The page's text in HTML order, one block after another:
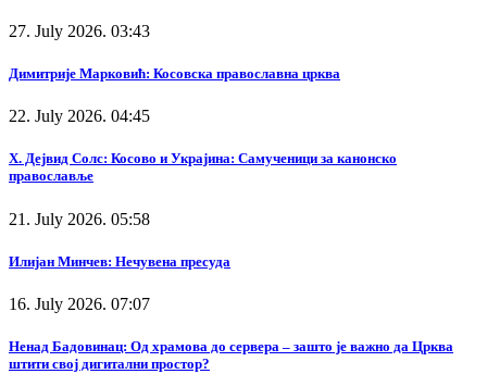
27. July 2026. 03:43
Димитрије Марковић: Косовска православна црква
22. July 2026. 04:45
Х. Дејвид Солс: Косово и Украјина: Самученици за канонско
православље
21. July 2026. 05:58
Илијан Минчев: Нечувена пресуда
16. July 2026. 07:07
Ненад Бадовинац: Од храмова до сервера – зашто је важно да Црква
штити свој дигитални простор?